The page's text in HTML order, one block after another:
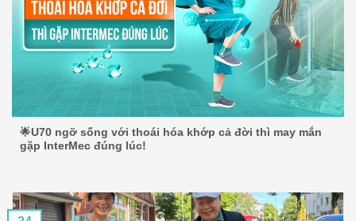
🌟U70 ngỡ sống với thoái hóa khớp cả đời thì may mắn
gặp InterMec đúng lúc!